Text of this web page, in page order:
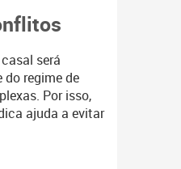
será
do regime de
Por isso,
ajuda a evitar